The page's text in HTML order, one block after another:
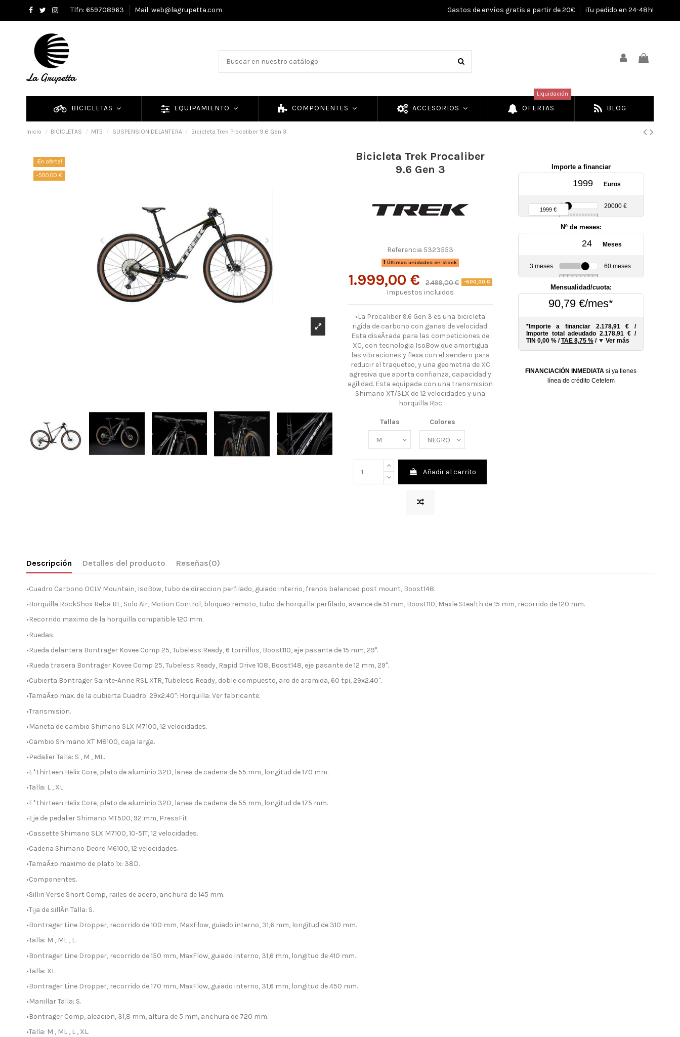
Tlfn: 659708963 Mail: web@lagrupetta.com Gastos de envíos gratis a partir de 20€ ¡Tu pedido en 24-48h!
BICICLETAS EQUIPAMIENTO COMPONENTES ACCESORIOS OFERTAS
Liquidación
BLOG
Inicio BICICLETAS MTB SUSPENSION DELANTERA Bicicleta Trek Procaliber 9.6 Gen 3
¡En oferta!
-500,00 €
Bicicleta Trek Procaliber
9.6 Gen 3
Referencia 5323553
Últimas unidades en stock
1.999,00 € 2.499,00 € -500,00 €
Impuestos incluidos
•La Procaliber 9.6 Gen 3 es una bicicleta
rigida de carbono con ganas de velocidad.
Esta diseÃ±ada para las competiciones de
XC, con tecnologia IsoBow que amortigua
las vibraciones y flexa con el sendero para
reducir el traqueteo, y una geometria de XC
agresiva que aporta confianza, capacidad y
agilidad. Esta equipada con una transmision
Shimano XT/SLX de 12 velocidades y una
horquilla Roc
Tallas Colores
Añadir al carrito
Importe a financiar
Euros
90 €
1999 € 20000 €
Nº de meses:
Meses
3 meses 60 meses
Mensualidad/cuota:
90,79 €/mes*
*Importe a financiar 2.178,91 €
/
Importe total adeudado2.178,91 € /
TIN 0,00 %/TAE 8,75 %/ Ver más
FINANCIACIÓN INMEDIATA si ya tienes
línea de crédito Cetelem
Descripción Detalles del producto Reseñas(0)
•Cuadro Carbono OCLV Mountain, IsoBow, tubo de direccion perfilado, guiado interno, frenos balanced post mount, Boost148.
•Horquilla RockShox Reba RL, Solo Air, Motion Control, bloqueo remoto, tubo de horquilla perfilado, avance de 51 mm, Boost110, Maxle Stealth de 15 mm, recorrido de 120 mm.
•Recorrido maximo de la horquilla compatible 120 mm.
•Ruedas.
•Rueda delantera Bontrager Kovee Comp 25, Tubeless Ready, 6 tornillos, Boost110, eje pasante de 15 mm, 29".
•Rueda trasera Bontrager Kovee Comp 25, Tubeless Ready, Rapid Drive 108, Boost148, eje pasante de 12 mm, 29".
•Cubierta Bontrager Sainte-Anne RSL XTR, Tubeless Ready, doble compuesto, aro de aramida, 60 tpi, 29x2.40".
•TamaÃ±o max. de la cubierta Cuadro: 29x2.40": Horquilla: Ver fabricante.
•Transmision.
•Maneta de cambio Shimano SLX M7100, 12 velocidades.
•Cambio Shimano XT M8100, caja larga.
•Pedalier Talla: S , M , ML.
•E*thirteen Helix Core, plato de aluminio 32D, lanea de cadena de 55 mm, longitud de 170 mm.
•Talla: L , XL.
•E*thirteen Helix Core, plato de aluminio 32D, lanea de cadena de 55 mm, longitud de 175 mm.
•Eje de pedalier Shimano MT500, 92 mm, PressFit.
•Cassette Shimano SLX M7100, 10-51T, 12 velocidades.
•Cadena Shimano Deore M6100, 12 velocidades.
•TamaÃ±o maximo de plato 1x: 38D.
•Componentes.
•Sillin Verse Short Comp, railes de acero, anchura de 145 mm.
•Tija de sillÃ­n Talla: S.
•Bontrager Line Dropper, recorrido de 100 mm, MaxFlow, guiado interno, 31,6 mm, longitud de 310 mm.
•Talla: M , ML , L.
•Bontrager Line Dropper, recorrido de 150 mm, MaxFlow, guiado interno, 31,6 mm, longitud de 410 mm.
•Talla: XL.
•Bontrager Line Dropper, recorrido de 170 mm, MaxFlow, guiado interno, 31,6 mm, longitud de 450 mm.
•Manillar Talla: S.
•Bontrager Comp, aleacion, 31,8 mm, altura de 5 mm, anchura de 720 mm.
•Talla: M , ML , L , XL.